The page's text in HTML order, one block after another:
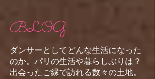
BLOG
ダンサーとしてどんな生活になった
のか。パリの生活や暮らしぶりは？
出会ったご縁で訪れる数々の土地。